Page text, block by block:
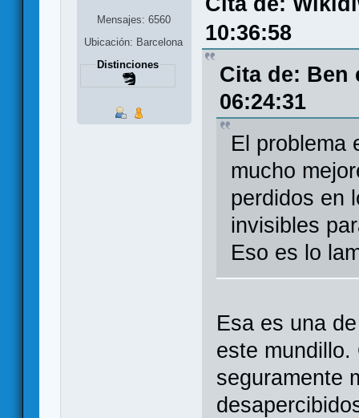
Mensajes: 6560
Ubicación: Barcelona
Distinciones
10:36:58
Cita de: Ben
06:24:31
El problema
mucho
perdidos en
invisibles
Eso es lo
Esa es una
este
seguramente